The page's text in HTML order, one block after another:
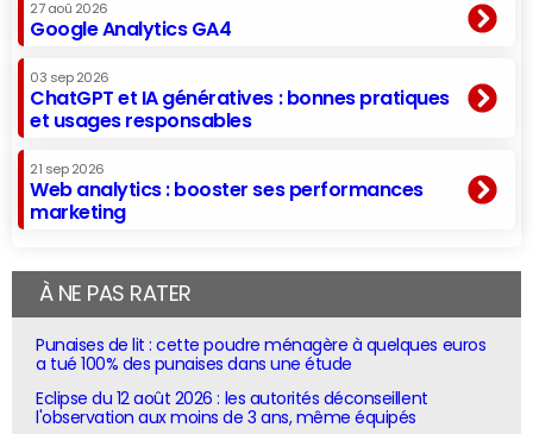
27 aoû 2026
Google Analytics GA4
03 sep 2026
ChatGPT et IA génératives : bonnes pratiques
et usages responsables
21 sep 2026
Web analytics : booster ses performances
marketing
À NE PAS RATER
Punaises de lit : cette poudre ménagère à quelques euros
a tué 100% des punaises dans une étude
Eclipse du 12 août 2026 : les autorités déconseillent
l'observation aux moins de 3 ans, même équipés